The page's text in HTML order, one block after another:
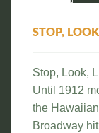
STOP,
Stop, Look,
Until 1912
the
Broadway